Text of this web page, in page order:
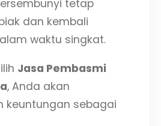
tetap
dan kembali
waktu singkat.
Jasa Pembasmi
, Anda akan
keuntungan sebagai